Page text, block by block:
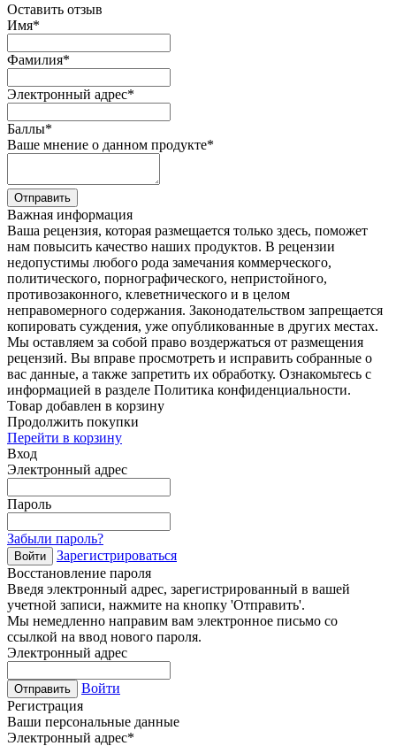
Оставить отзыв
Имя*
Фамилия*
Электронный адрес*
Баллы*
Ваше мнение о данном продукте*
Отправить
Важная информация
Ваша рецензия, которая размещается только здесь, поможет
нам повысить качество наших продуктов. В рецензии
недопустимы любого рода замечания коммерческого,
политического, порнографического, непристойного,
противозаконного, клеветнического и в целом
неправомерного содержания. Законодательством запрещается
копировать суждения, уже опубликованные в других местах.
Мы оставляем за собой право воздержаться от размещения
рецензий. Вы вправе просмотреть и исправить собранные о
вас данные, а также запретить их обработку. Ознакомьтесь с
информацией в разделе Политика конфиденциальности.
Товар добавлен в корзину
Продолжить покупки
Перейти в корзину
Вход
Электронный адрес
Пароль
Забыли пароль?
Войти
Зарегистрироваться
Восстановление пароля
Введя электронный адрес, зарегистрированный в вашей
учетной записи, нажмите на кнопку 'Отправить'.
Мы немедленно направим вам электронное письмо со
ссылкой на ввод нового пароля.
Электронный адрес
Отправить
Войти
Регистрация
Ваши персональные данные
Электронный адрес*